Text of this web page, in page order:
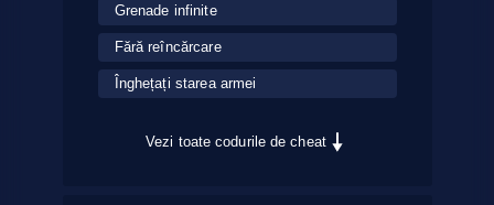
Grenade infinite
Fără reîncărcare
Înghețați starea armei
Vezi toate codurile de cheat